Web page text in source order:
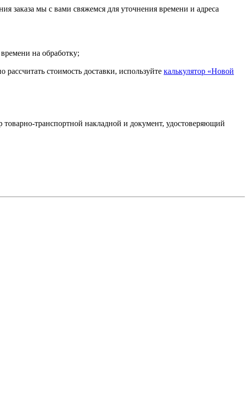
заказа мы с вами свяжемся для уточнения времени и адреса
на обработку;
рассчитать стоимость доставки, используйте калькулятор «Новой
транспортной накладной и документ, удостоверяющий